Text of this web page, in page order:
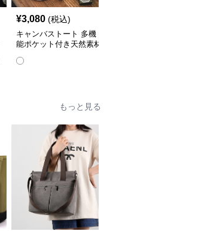
¥3,080 (税込)
キャンバストート 多機
能ポケット付き天然素材
もっと見る